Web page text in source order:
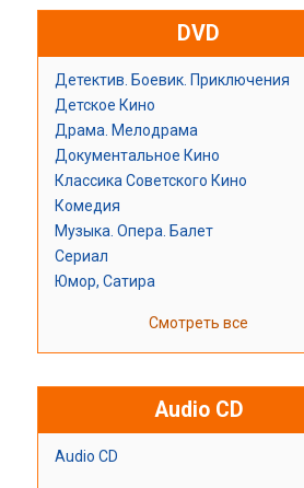
DVD
Детектив. Боевик. Приключения
Детское Кино
Драма. Мелодрама
Документальное Кино
Классика Советского Кино
Комедия
Музыка. Опера. Балет
Сериал
Юмор, Сатира
Смотреть все
Audio CD
Audio CD